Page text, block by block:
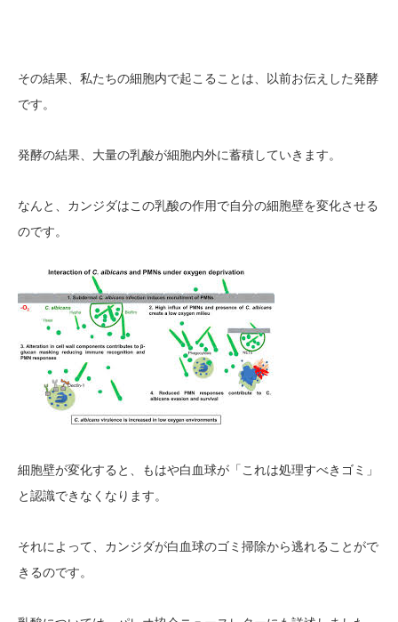
その結果、私たちの細胞内で起こることは、以前お伝えした発酵
です。
発酵の結果、大量の乳酸が細胞内外に蓄積していきます。
なんと、カンジダはこの乳酸の作用で自分の細胞壁を変化させる
のです。
細胞壁が変化すると、もはや白血球が「これは処理すべきゴミ」
と認識できなくなります。
それによって、カンジダが白血球のゴミ掃除から逃れることがで
きるのです。